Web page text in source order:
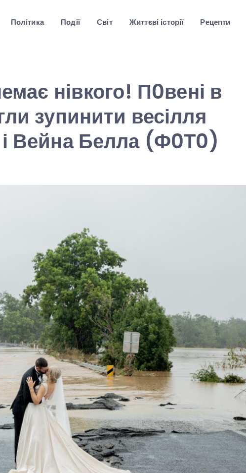
Політика Події Світ Життєві історії Рецепти
нівкого! П0вені в
зупинити весілля
і Вейна Белла (Ф0Т0)